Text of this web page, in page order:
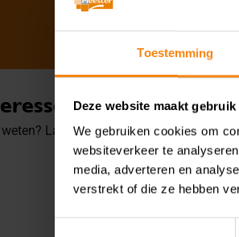
Toestemming
Deze website maakt
We gebruiken cookies om
websiteverkeer te
media, adverteren en
verstrekt of die ze hebben
in onze
Laat je gegevens hier achter, en